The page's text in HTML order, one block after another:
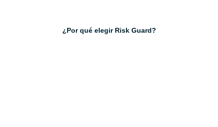
¿Por qué elegir Risk Guard?